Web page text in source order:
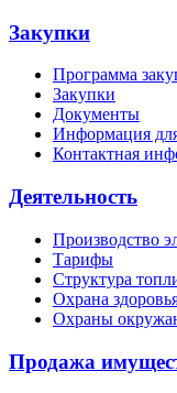
Закупки
Программа
Закупки
Документы
Информация
Контактная
Деятельность
Производство
Тарифы
Структура
Охрана
Охраны
Продажа